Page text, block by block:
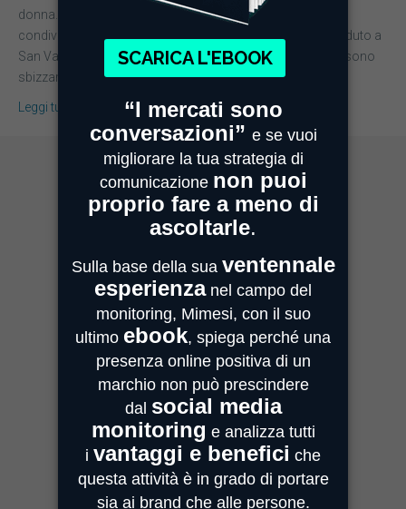
donna. Oltre alle mimose, le più importanti aziende hanno
condiviso distese di post sui Social. Proprio come è accaduto a
San Valentino, anche in occasione dell’8 marzo i brand si sono
sbizzarriti.…
Leggi tutto
MIMESI MILANO
Centro Direzionale Milanofiori
Strada 4, Palazzo A - Scala 2
MIMESI PARMA
Sede Operativa
Strada Quarta, 6/1D
43100 Parma
MIMESI FORLÌ
Sede divisione Audio Video
Via Guido Bonali, 14
47121 Forlì